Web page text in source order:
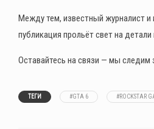
Между тем, известный журналист и
публикация прольёт свет на детали
Оставайтесь на связи — мы следим
ТЕГИ #GTA 6 #ROCKSTAR